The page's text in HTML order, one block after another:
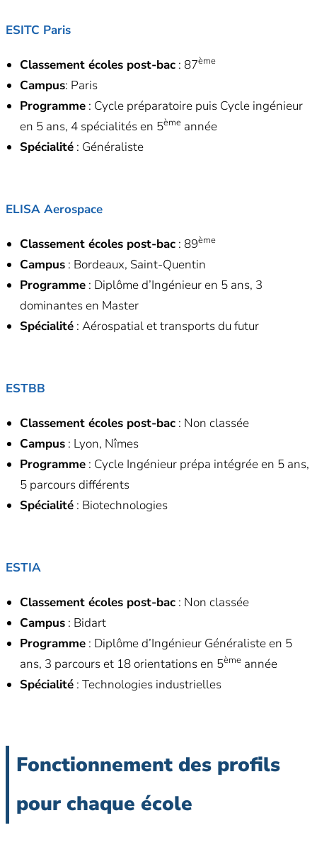
ESITC Paris
Classement écoles post-bac: 87ème
Campus: Paris
Programme: Cycle préparatoire puis Cycle ingénieur
en 5 ans, 4 spécialités en 5èmeannée
Spécialité: Généraliste
ELISA Aerospace
Classement écoles post-bac: 89ème
Campus: Bordeaux, Saint-Quentin
Programme: Diplôme d’Ingénieur en 5 ans, 3
dominantes en Master
Spécialité: Aérospatial et transports du futur
ESTBB
Classement écoles post-bac: Non classée
Campus: Lyon, Nîmes
Programme: Cycle Ingénieur prépa intégrée en 5 ans,
5 parcours différents
Spécialité: Biotechnologies
ESTIA
Classement écoles post-bac: Non classée
Campus: Bidart
Programme: Diplôme d’Ingénieur Généraliste en 5
ans, 3 parcours et 18 orientations en 5èmeannée
Spécialité: Technologies industrielles
Fonctionnement des profils
pour chaque école